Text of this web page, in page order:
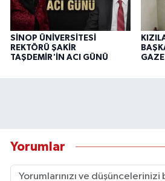
SİNOP ÜNİVERSİTESİ
REKTÖRÜ ŞAKİR
TAŞDEMİR'İN ACI GÜNÜ
Yorumlar